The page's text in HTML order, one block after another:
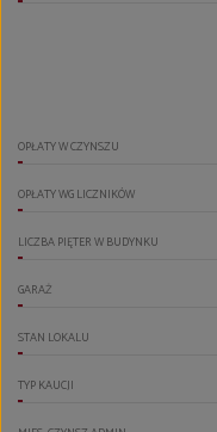
OPŁATY W CZYNSZU
OPŁATY WG LICZNIKÓW
LICZBA PIĘTER W BUDYNKU
GARAŻ
STAN LOKALU
TYP KAUCJI